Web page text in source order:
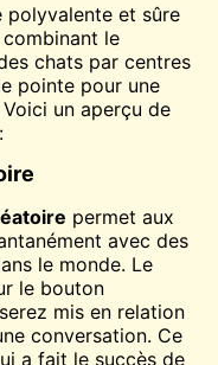
polyvalente et sûre
le
chats par centres
pointe pour une
un aperçu de
permet aux
avec des
le monde. Le
le bouton
mis en relation
conversation. Ce
a fait le succès de